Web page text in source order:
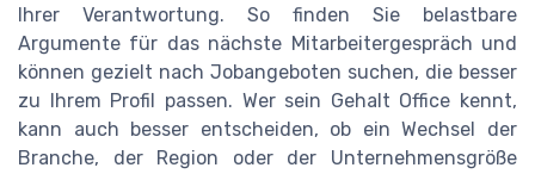
Ihrer Verantwortung. So finden Sie belastbare
Argumente für das nächste Mitarbeitergespräch und
können gezielt nach Jobangeboten suchen, die besser
zu Ihrem Profil passen. Wer sein Gehalt Office kennt,
kann auch besser entscheiden, ob ein Wechsel der
Branche, der Region oder der Unternehmensgröße